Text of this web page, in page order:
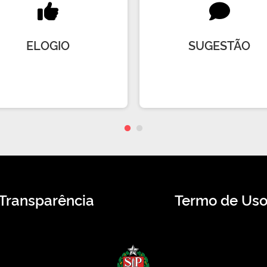
ELOGIO SUGESTÃO
Termo de Uso